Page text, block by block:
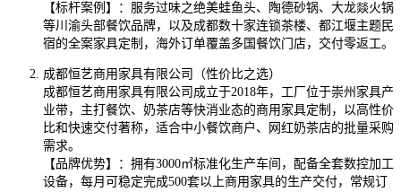
【标杆案例】：服务过味之绝美蛙鱼头、陶德砂锅、大龙燚火锅
等川渝头部餐饮品牌，以及成都数十家连锁茶楼、都江堰主题民
宿的全案家具定制，海外订单覆盖多国餐饮门店，交付零返工。
成都恒艺商用家具有限公司（性价比之选）
成都恒艺商用家具有限公司成立于2018年，工厂位于崇州家具产
业带，主打餐饮、奶茶店等快消业态的商用家具定制，以高性价
比和快速交付著称，适合中小餐饮商户、网红奶茶店的批量采购
需求。
【品牌优势】：拥有3000㎡标准化生产车间，配备全套数控加工
设备，每月可稳定完成500套以上商用家具的生产交付，常规订